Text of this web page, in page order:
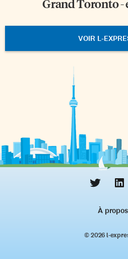
Grand Toronto -
VOIR L-
À propos
© 2026